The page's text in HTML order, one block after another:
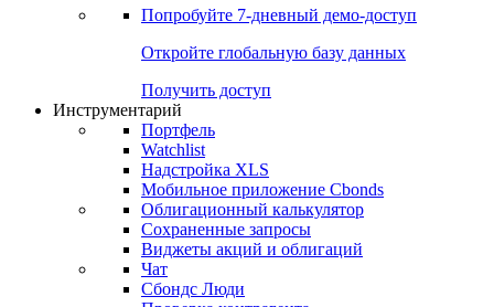
Попробуйте 7-дневный демо-доступ
Откройте глобальную базу данных
Получить доступ
Инструментарий
Портфель
Watchlist
Надстройка XLS
Мобильное приложение Cbonds
Облигационный калькулятор
Сохраненные запросы
Виджеты акций и облигаций
Чат
Сбондс Люди